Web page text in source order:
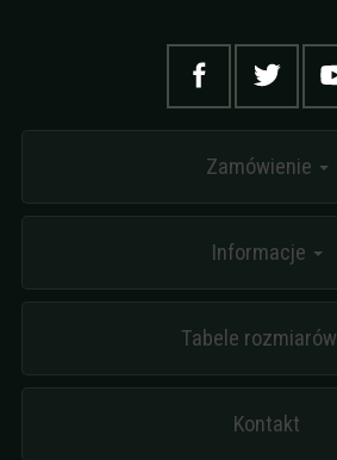
Zamówienie
Informacje
Tabele rozmiarów
Kontakt